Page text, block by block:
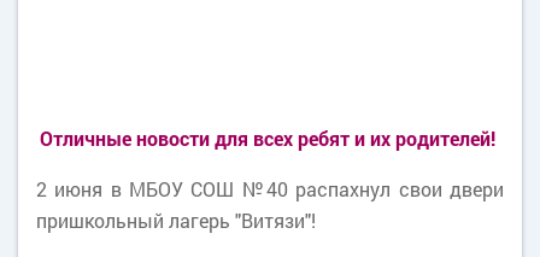
Отличные новости для всех ребят и их родителей!
2 июня в МБОУ СОШ №40 распахнул свои двери
пришкольный лагерь "Витязи"!